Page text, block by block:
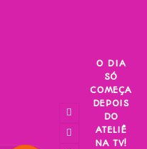
O DIA
SÓ
COMEÇA
DEPOIS
DO
ATELIÊ
NA TV!